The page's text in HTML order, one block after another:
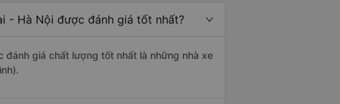
- Hà Nội được đánh giá tốt nhất?
đánh giá chất lượng tốt nhất là những nhà xe